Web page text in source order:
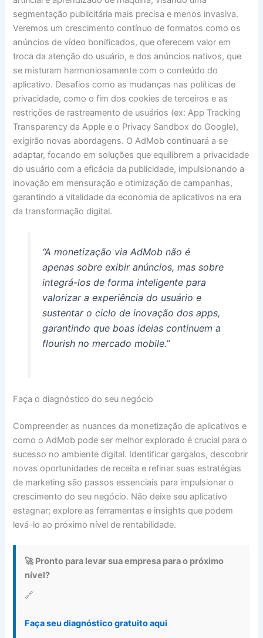
segmentação publicitária mais precisa e menos invasiva.
Veremos um crescimento contínuo de formatos como os
anúncios de vídeo bonificados, que oferecem valor em
troca da atenção do usuário, e dos anúncios nativos, que
se misturam harmoniosamente com o conteúdo do
aplicativo. Desafios como as mudanças nas políticas de
privacidade, como o fim dos cookies de terceiros e as
restrições de rastreamento de usuários (ex: App Tracking
Transparency da Apple e o Privacy Sandbox do Google),
exigirão novas abordagens. O AdMob continuará a se
adaptar, focando em soluções que equilibrem a privacidade
do usuário com a eficácia da publicidade, impulsionando a
inovação em mensuração e otimização de campanhas,
garantindo a vitalidade da economia de aplicativos na era
da transformação digital.
“A monetização via AdMob não é
apenas sobre exibir anúncios, mas sobre
integrá-los de forma inteligente para
valorizar a experiência do usuário e
sustentar o ciclo de inovação dos apps,
garantindo que boas ideias continuem a
flourish no mercado mobile.”
Faça o diagnóstico do seu negócio
Compreender as nuances da monetização de aplicativos e
como o AdMob pode ser melhor explorado é crucial para o
sucesso no ambiente digital. Identificar gargalos, descobrir
novas oportunidades de receita e refinar suas estratégias
de marketing são passos essenciais para impulsionar o
crescimento do seu negócio. Não deixe seu aplicativo
estagnar; explore as ferramentas e insights que podem
levá-lo ao próximo nível de rentabilidade.
🚀 Pronto para levar sua empresa para o próximo
nível?
🔗
Faça seu diagnóstico gratuito aqui